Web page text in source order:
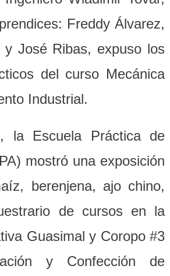
Freddy Álvarez,
y José Ribas, expuso los
del curso Mecánica
Industrial.
la Escuela Práctica de
mostró una exposición
berenjena, ajo chino,
de cursos en la
Guasimal y Coropo #3
y Confección de